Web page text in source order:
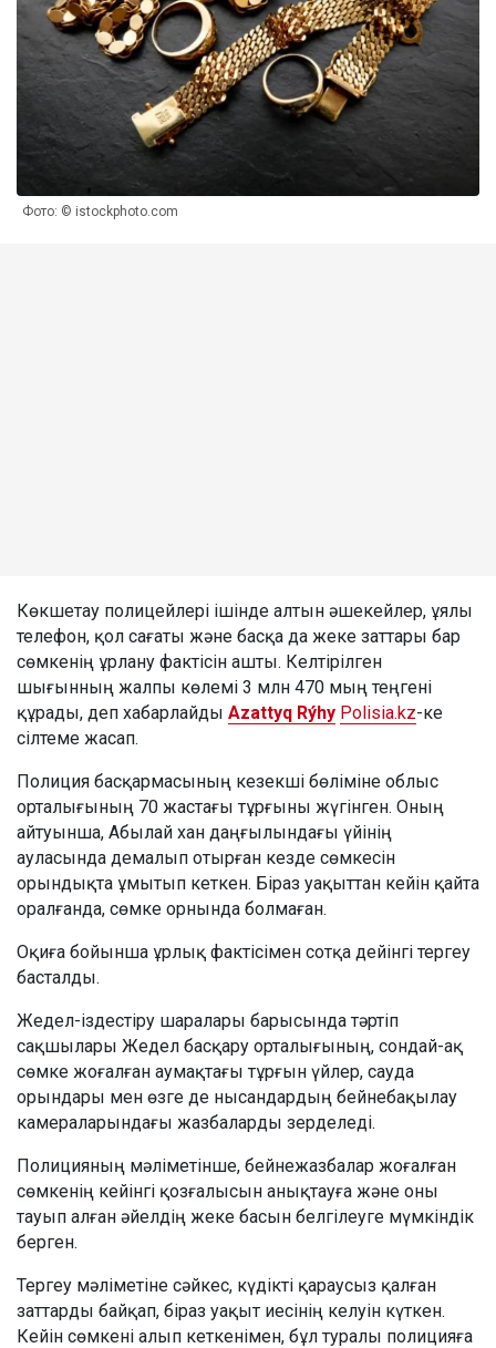
Фото: © istockphoto.com
Көкшетау полицейлері ішінде алтын әшекейлер, ұялы
телефон, қол сағаты және басқа да жеке заттары бар
сөмкенің ұрлану фактісін ашты. Келтірілген
шығынның жалпы көлемі 3 млн 470 мың теңгені
құрады, деп хабарлайды Azattyq Rýhy Polisia.kz-ке
сілтеме жасап.
Полиция басқармасының кезекші бөліміне облыс
орталығының 70 жастағы тұрғыны жүгінген. Оның
айтуынша, Абылай хан даңғылындағы үйінің
ауласында демалып отырған кезде сөмкесін
орындықта ұмытып кеткен. Біраз уақыттан кейін қайта
оралғанда, сөмке орнында болмаған.
Оқиға бойынша ұрлық фактісімен сотқа дейінгі тергеу
басталды.
Жедел-іздестіру шаралары барысында тәртіп
сақшылары Жедел басқару орталығының, сондай-ақ
сөмке жоғалған аумақтағы тұрғын үйлер, сауда
орындары мен өзге де нысандардың бейнебақылау
камераларындағы жазбаларды зерделеді.
Полицияның мәліметінше, бейнежазбалар жоғалған
сөмкенің кейінгі қозғалысын анықтауға және оны
тауып алған әйелдің жеке басын белгілеуге мүмкіндік
берген.
Тергеу мәліметіне сәйкес, күдікті қараусыз қалған
заттарды байқап, біраз уақыт иесінің келуін күткен.
Кейін сөмкені алып кеткенімен, бұл туралы полицияға